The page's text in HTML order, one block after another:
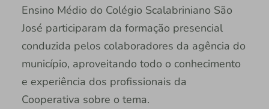
Ensino Médio do Colégio Scalabriniano São
José participaram da formação presencial
conduzida pelos colaboradores da agência do
município, aproveitando todo o conhecimento
e experiência dos profissionais da
Cooperativa sobre o tema.